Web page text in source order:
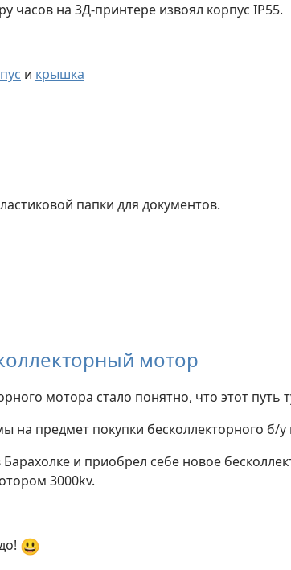
часов на 3Д-принтере извоял корпус IP55.
и крышка
папки для документов.
мотор
мотора стало понятно, что этот путь
на предмет покупки бесколлекторного б/у
Барахолке и приобрел себе новое
3000kv.
😃